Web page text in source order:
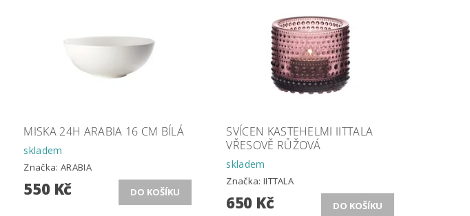
MISKA 24H ARABIA 16 CM BÍLÁ
skladem
Značka:ARABIA
550 Kč
SVÍCEN KASTEHELMI IITTALA
VŘESOVĚ RŮŽOVÁ
skladem
Značka: IITTALA
650 Kč